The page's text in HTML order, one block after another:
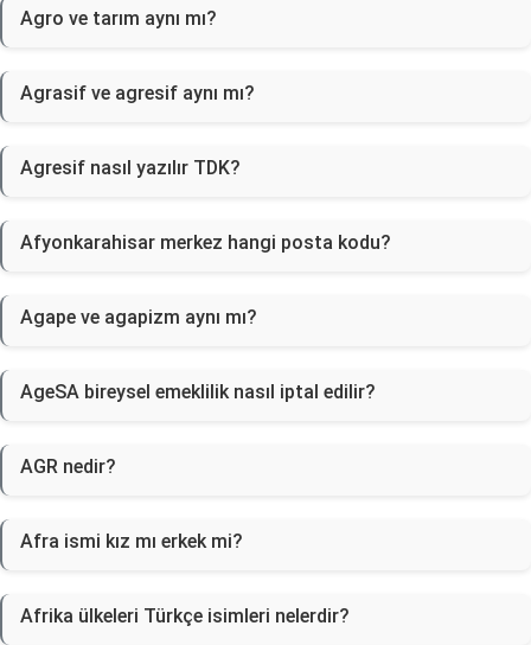
Agro ve tarım aynı mı?
Agrasif ve agresif aynı mı?
Agresif nasıl yazılır TDK?
Afyonkarahisar merkez hangi posta kodu?
Agape ve agapizm aynı mı?
AgeSA bireysel emeklilik nasıl iptal edilir?
AGR nedir?
Afra ismi kız mı erkek mi?
Afrika ülkeleri Türkçe isimleri nelerdir?